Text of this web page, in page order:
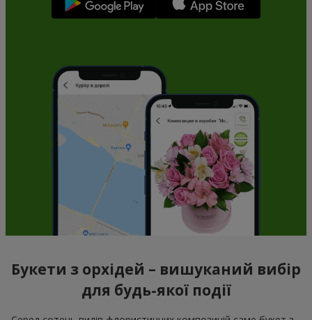
Букети з орхідей – вишуканий вибір
для будь-якої події